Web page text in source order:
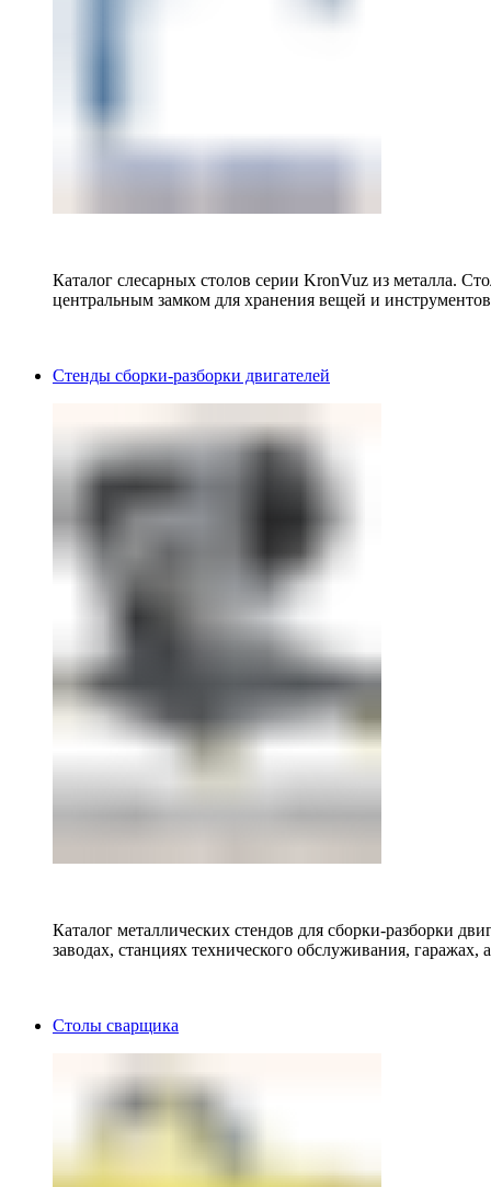
Каталог слесарных столов серии KronVuz из металла.
центральным замком для хранения вещей и
Стенды сборки-разборки двигателей
Каталог металлических стендов для сборки-разборки
заводах, станциях технического обслуживания, гаражах,
Столы сварщика